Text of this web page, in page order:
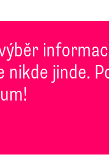
nikde jinde.